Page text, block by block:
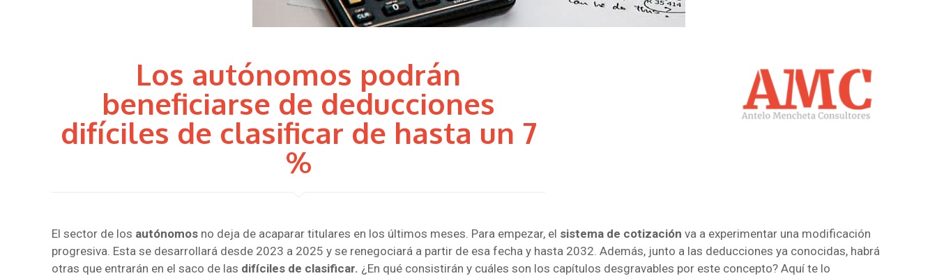
Los autónomos podrán
beneficiarse de deducciones
difíciles de clasificar de hasta un 7
%
El sector de los autónomos no deja de acaparar titulares en los últimos meses. Para empezar, el sistema de cotización va a experimentar una modificación
progresiva. Esta se desarrollará desde 2023 a 2025 y se renegociará a partir de esa fecha y hasta 2032. Además, junto a las deducciones ya conocidas, habrá
otras que entrarán en el saco de las difíciles de clasificar. ¿En qué consistirán y cuáles son los capítulos desgravables por este concepto? Aquí te lo